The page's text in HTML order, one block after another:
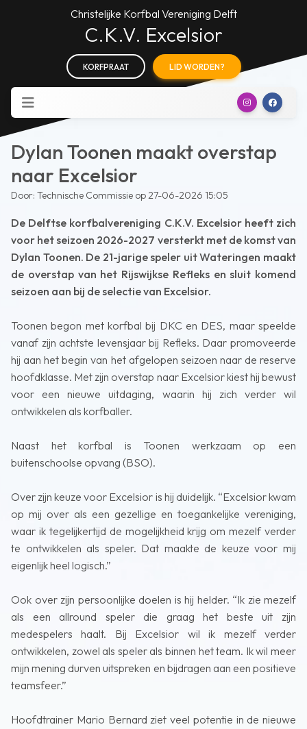
Christelijke Korfbal Vereniging Delft
C.K.V. Excelsior
KORFPRAAT LID WORDEN?
Dylan Toonen maakt overstap
naar Excelsior
Door: Technische Commissie op 27-06-2026 15:05
De Delftse korfbalvereniging C.K.V. Excelsior heeft zich
voor het seizoen 2026-2027 versterkt met de komst van
Dylan Toonen. De 21-jarige speler uit Wateringen maakt
de overstap van het Rijswijkse Refleks en sluit komend
seizoen aan bij de selectie van Excelsior.
Toonen begon met korfbal bij DKC en DES, maar speelde
vanaf zijn achtste levensjaar bij Refleks. Daar promoveerde
hij aan het begin van het afgelopen seizoen naar de reserve
hoofdklasse. Met zijn overstap naar Excelsior kiest hij bewust
voor een nieuwe uitdaging, waarin hij zich verder wil
ontwikkelen als korfballer.
Naast het korfbal is Toonen werkzaam op een
buitenschoolse opvang (BSO).
Over zijn keuze voor Excelsior is hij duidelijk. “Excelsior kwam
op mij over als een gezellige en toegankelijke vereniging,
waar ik tegelijkertijd de mogelijkheid krijg om mezelf verder
te ontwikkelen als speler. Dat maakte de keuze voor mij
eigenlijk heel logisch.”
Ook over zijn persoonlijke doelen is hij helder. “Ik zie mezelf
als een allround speler die graag het beste uit zijn
medespelers haalt. Bij Excelsior wil ik mezelf verder
ontwikkelen, zowel als speler als binnen het team. Ik wil meer
mijn mening durven uitspreken en bijdragen aan een positieve
teamsfeer.”
Hoofdtrainer Mario Bernard ziet veel potentie in de nieuwe